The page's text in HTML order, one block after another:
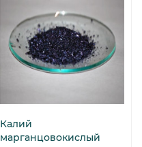
Калий
марганцовокислый